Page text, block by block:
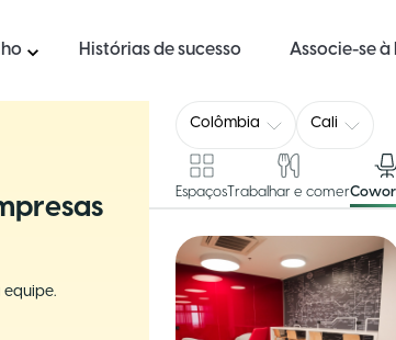
Histórias de sucesso Associe-se
equipe.
Colômbia Cali
Espaços Trabalhar e comer